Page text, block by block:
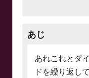
あじ
あれこれとダ
ドを繰り返し